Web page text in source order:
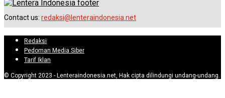
Contact us: redaksi@lenteraindonesia.net
Redaksi
Pedoman Media Siber
Tarif Iklan
© Copyright 2023 - Lenteraindonesia.net, Hak cipta dilindungi undang-undang.